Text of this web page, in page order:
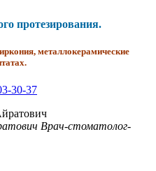
протезирования.
металлокерамические
30-37
Врач-стоматолог-